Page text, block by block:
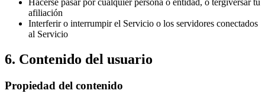
Hacerse pasar por cualquier persona o entidad, o tergiversar tu
afiliación
Interferir o interrumpir el Servicio o los servidores conectados
al Servicio
6. Contenido del usuario
Propiedad del contenido